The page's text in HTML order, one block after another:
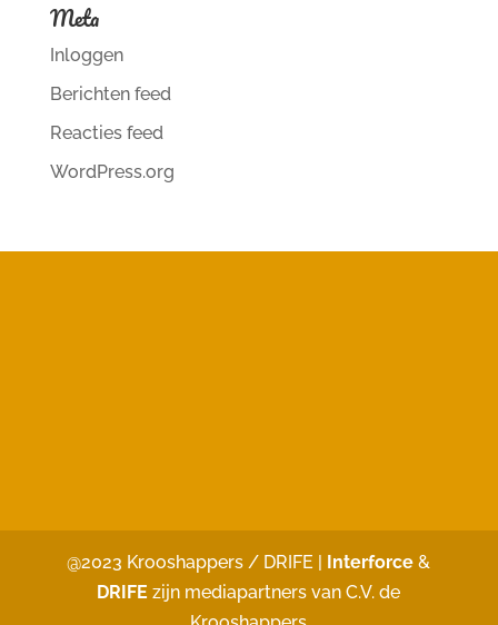
Meta
Inloggen
Berichten feed
Reacties feed
WordPress.org
@2023 Krooshappers / DRIFE | Interforce&
DRIFE zijn mediapartners van C.V. de